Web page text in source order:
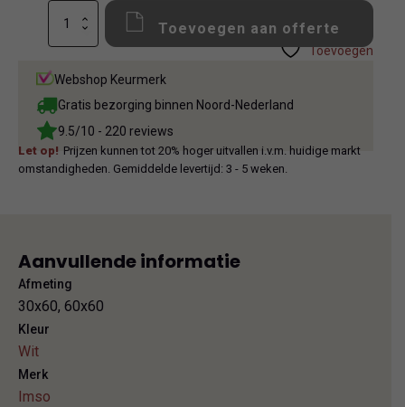
Bibulca
White
aantal
Toevoegen aan offerte
Toevoegen
Webshop Keurmerk
Gratis bezorging binnen Noord-Nederland
9.5/10 - 220 reviews
Let op! Prijzen kunnen tot 20% hoger uitvallen i.v.m. huidige markt
omstandigheden. Gemiddelde levertijd: 3 - 5 weken.
Aanvullende informatie
Afmeting
30x60, 60x60
Kleur
Wit
Merk
Imso